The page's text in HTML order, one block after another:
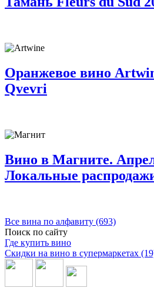
Оранжевое вино
Qvevri
Вино в Магните.
Локальные
Все вина по алфавиту (693)
Поиск по сайту
Где купить вино
Скидки на вино в супермаркетах